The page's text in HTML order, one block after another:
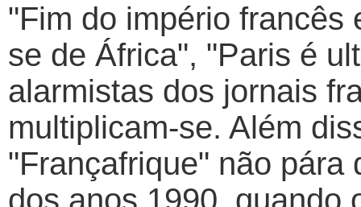
"Fim do império francês
se de África", "Paris é
alarmistas dos jornais
multiplicam-se. Além
"Françafrique" não pára
dos anos 1990, quando